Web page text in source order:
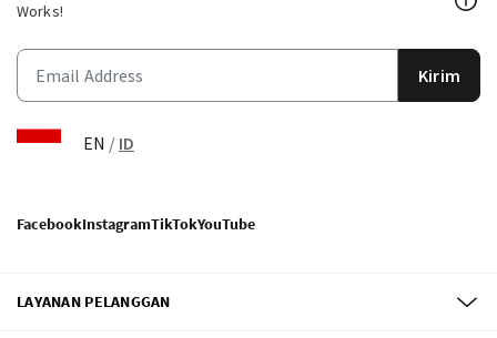
Works!
Kirim
EN / ID
FacebookInstagramTikTokYouTube
LAYANAN PELANGGAN